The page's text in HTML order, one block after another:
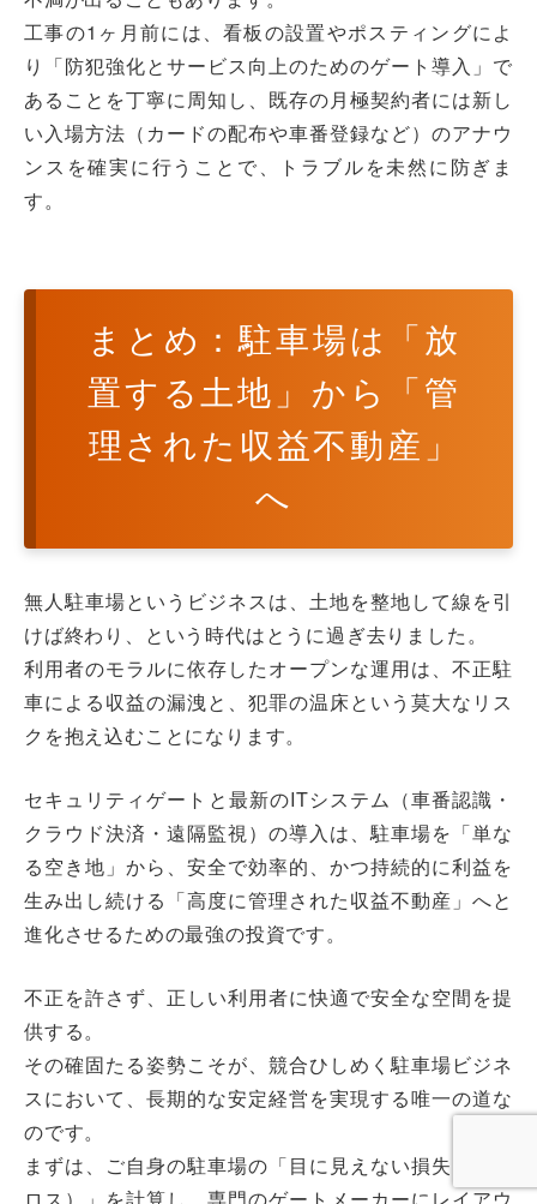
工事の1ヶ月前には、看板の設置やポスティングによ
り「防犯強化とサービス向上のためのゲート導入」で
あることを丁寧に周知し、既存の月極契約者には新し
い入場方法（カードの配布や車番登録など）のアナウ
ンスを確実に行うことで、トラブルを未然に防ぎま
す。
まとめ：駐車場は「放
置する土地」から「管
理された収益不動産」
へ
無人駐車場というビジネスは、土地を整地して線を引
けば終わり、という時代はとうに過ぎ去りました。
利用者のモラルに依存したオープンな運用は、不正駐
車による収益の漏洩と、犯罪の温床という莫大なリス
クを抱え込むことになります。
セキュリティゲートと最新のITシステム（車番認識・
クラウド決済・遠隔監視）の導入は、駐車場を「単な
る空き地」から、安全で効率的、かつ持続的に利益を
生み出し続ける「高度に管理された収益不動産」へと
進化させるための最強の投資です。
不正を許さず、正しい利用者に快適で安全な空間を提
供する。
その確固たる姿勢こそが、競合ひしめく駐車場ビジネ
スにおいて、長期的な安定経営を実現する唯一の道な
のです。
まずは、ご自身の駐車場の「目に見えない損失（機会
ロス）」を計算し、専門のゲートメーカーにレイアウ